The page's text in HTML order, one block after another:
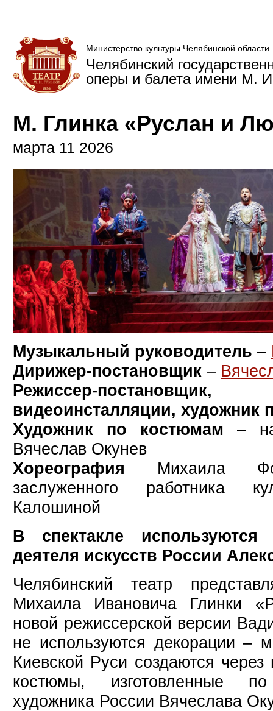
Министерство культуры Челябинской области
Челябинский
оперы и балета имени М.
М. Глинка «Руслан и
марта 11 2026
Музыкальный руководитель –
Дирижер-постановщик –
Режиссер-
видеоинсталляции, художник
Художник по костюмам –
Вячеслав Окунев
Хореография Михаила
заслуженного работника
Калошиной
В спектакле используются
деятеля искусств России
Челябинский театр
Михаила Ивановича Глинки
новой режиссерской версии
не используются декорации –
Киевской Руси создаются
костюмы, изготовленные
художника России Вячеслава